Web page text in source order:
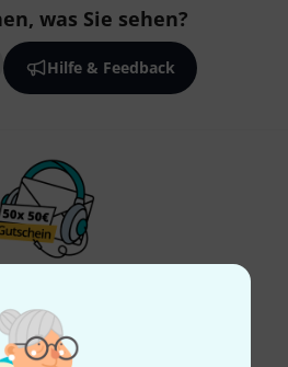
was Sie sehen?
Hilfe & Feedback
Newsletter und gewinne mit
Gutscheinen
Deals